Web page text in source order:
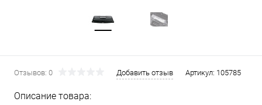
Отзывов: 0 Добавить отзыв Артикул: 105785
Описание товара: